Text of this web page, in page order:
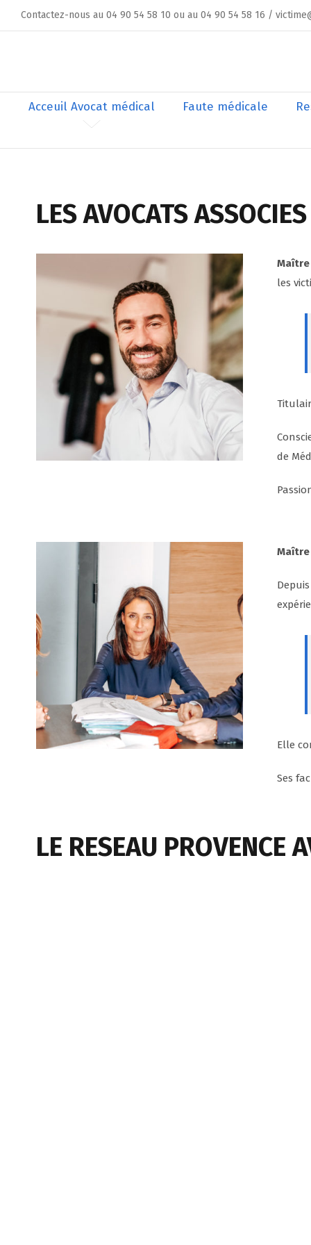
to
Contactez-nous au 04 90 54 58 10 ou au 04 90 54 58 16 /
Acceuil Avocat médical Faute médicale
LES AVOCATS
Maître
les
de
Maître
Elle
Ses
LE RESEAU PROVENCE